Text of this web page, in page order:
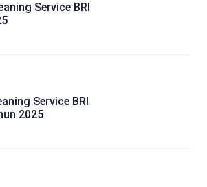
Service BRI
Service BRI
2025